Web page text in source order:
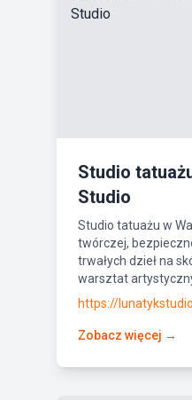
Studio
Studio
Studio tatuażu w
twórczej,
trwałych dzieł na
warsztat artystyczny
https://
Zobacz więcej →